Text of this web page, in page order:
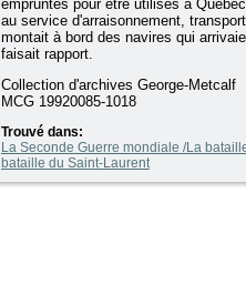
empruntés pour être utilisés à
au service d'arraisonnement,
montait à bord des navires qui
faisait rapport.
Collection d'archives George-Metcalf
MCG 19920085-1018
Trouvé dans:
La Seconde Guerre mondiale /La
bataille du Saint-Laurent